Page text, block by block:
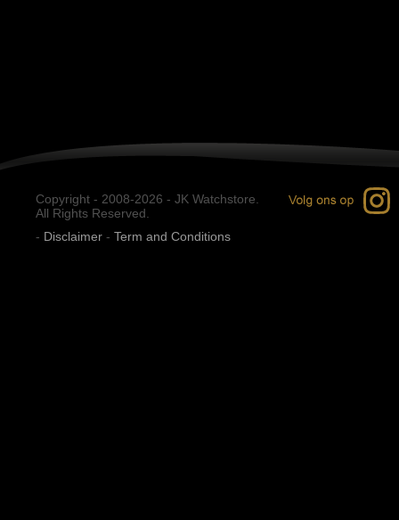
Copyright - 2008-2026 - JK Watchstore.
All Rights Reserved.
- Disclaimer - Term and Conditions